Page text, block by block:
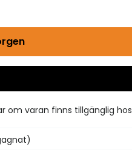
om varan finns tillgänglig hos